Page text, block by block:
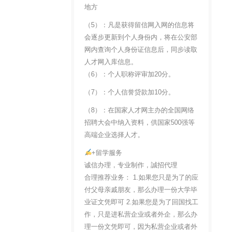
地方
（5）：凡是获得留信网入网的信息将
会逐步更新到个人身份内，将在公安部
网内查询个人身份证信息后，同步读取
人才网入库信息。
（6）：个人职称评审加20分。
（7）：个人信誉贷款加10分。
（8）：在国家人才网主办的全国网络
招聘大会中纳入资料，供国家500强等
高端企业选择人才。
+留学服务
诚信办理，专业制作，誠招代理
合理推荐业务： 1.如果您只是为了的应
付父母亲戚朋友，那么办理一份大学毕
业证文凭即可 2.如果您是为了回国找工
作，只是进私营企业或者外企，那么办
理一份文凭即可，因为私营企业或者外